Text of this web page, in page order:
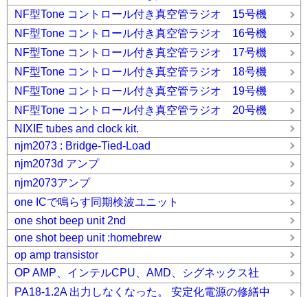
NF型Tone コントロール付き真空管ラジオ 15号機
NF型Tone コントロール付き真空管ラジオ 16号機
NF型Tone コントロール付き真空管ラジオ 17号機
NF型Tone コントロール付き真空管ラジオ 18号機
NF型Tone コントロール付き真空管ラジオ 19号機
NF型Tone コントロール付き真空管ラジオ 20号機
NIXIE tubes and clock kit.
njm2073 : Bridge-Tied-Load
njm2073d アンプ
njm2073アンプ
one ICで鳴らす同期検波ユニット
one shot beep unit 2nd
one shot beep unit :homebrew
op amp transistor
OP AMP、インテルCPU、AMD、シグネックス社
PA18-1.2A 出力しなくなった。 安定化電源の修繕中